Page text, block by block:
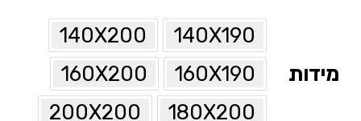
מידות
140X190
140X200
160X190
160X200
180X200
200X200